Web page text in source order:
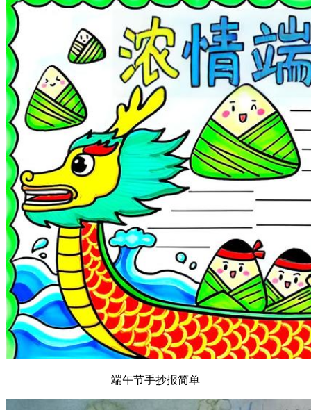
端午节手抄报简单